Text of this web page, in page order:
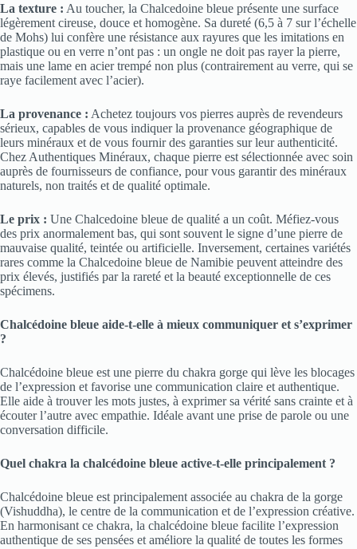
La texture : Au toucher, la Chalcedoine bleue présente une surface
légèrement cireuse, douce et homogène. Sa dureté (6,5 à 7 sur l’échelle
de Mohs) lui confère une résistance aux rayures que les imitations en
plastique ou en verre n’ont pas : un ongle ne doit pas rayer la pierre,
mais une lame en acier trempé non plus (contrairement au verre, qui se
raye facilement avec l’acier).
La provenance : Achetez toujours vos pierres auprès de revendeurs
sérieux, capables de vous indiquer la provenance géographique de
leurs minéraux et de vous fournir des garanties sur leur authenticité.
Chez Authentiques Minéraux, chaque pierre est sélectionnée avec soin
auprès de fournisseurs de confiance, pour vous garantir des minéraux
naturels, non traités et de qualité optimale.
Le prix : Une Chalcedoine bleue de qualité a un coût. Méfiez-vous
des prix anormalement bas, qui sont souvent le signe d’une pierre de
mauvaise qualité, teintée ou artificielle. Inversement, certaines variétés
rares comme la Chalcedoine bleue de Namibie peuvent atteindre des
prix élevés, justifiés par la rareté et la beauté exceptionnelle de ces
spécimens.
Chalcédoine bleue aide-t-elle à mieux communiquer et s’exprimer
?
Chalcédoine bleue est une pierre du chakra gorge qui lève les blocages
de l’expression et favorise une communication claire et authentique.
Elle aide à trouver les mots justes, à exprimer sa vérité sans crainte et à
écouter l’autre avec empathie. Idéale avant une prise de parole ou une
conversation difficile.
Quel chakra la chalcédoine bleue active-t-elle principalement ?
Chalcédoine bleue est principalement associée au chakra de la gorge
(Vishuddha), le centre de la communication et de l’expression créative.
En harmonisant ce chakra, la chalcédoine bleue facilite l’expression
authentique de ses pensées et améliore la qualité de toutes les formes